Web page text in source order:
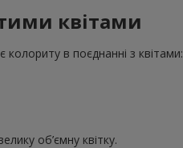
квітами
в поєднанні з квітами:
об’ємну квітку.